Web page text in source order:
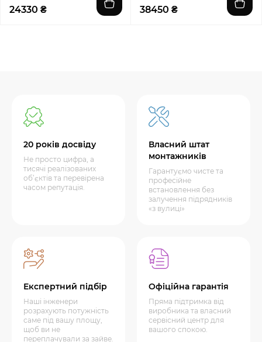
24330 ₴ 38450 ₴
20 років досвіду
Не просто цифра, а
тисячі реалізованих
об’єктів та перевірена
часом репутація.
Власний штат
монтажників
Гарантуємо чисте та
професійне
встановлення без
залучення підрядників
«з вулиці»
Експертний підбір
Наші інженери
розрахують потужність
саме під вашу площу,
щоб ви не
переплачували за зайве.
Офіційна гарантія
Пряма підтримка від
виробника та власний
сервісний центр для
вашого спокою.